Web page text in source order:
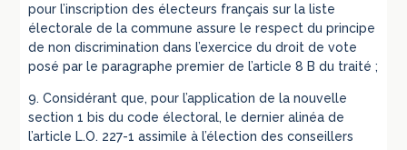
pour l’inscription des électeurs français sur la liste
électorale de la commune assure le respect du principe
de non discrimination dans l’exercice du droit de vote
posé par le paragraphe premier de l’article 8 B du traité ;
9. Considérant que, pour l’application de la nouvelle
section 1 bis du code électoral, le dernier alinéa de
l’article L.O. 227-1 assimile à l’élection des conseillers